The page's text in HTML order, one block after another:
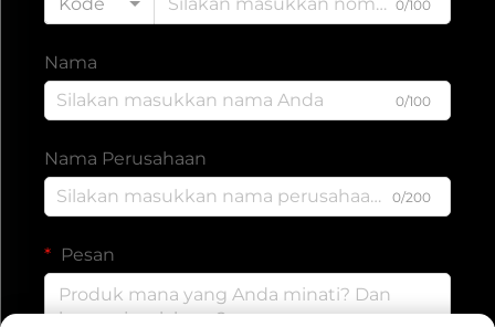
0/100
Nama
0/100
Nama Perusahaan
0/200
Pesan